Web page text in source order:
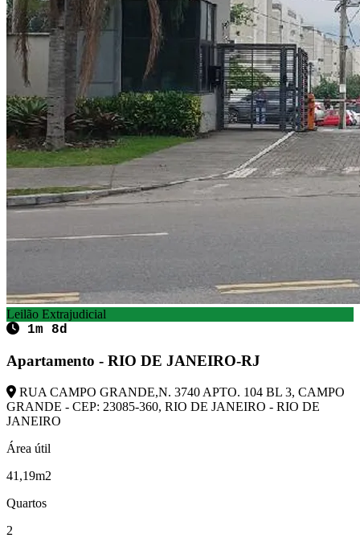
Leilão Extrajudicial
1m 8d
Apartamento - RIO DE JANEIRO-RJ
RUA CAMPO GRANDE,N. 3740 APTO. 104 BL 3, CAMPO
GRANDE - CEP: 23085-360, RIO DE JANEIRO - RIO DE
JANEIRO
Área útil
41,19m2
Quartos
2